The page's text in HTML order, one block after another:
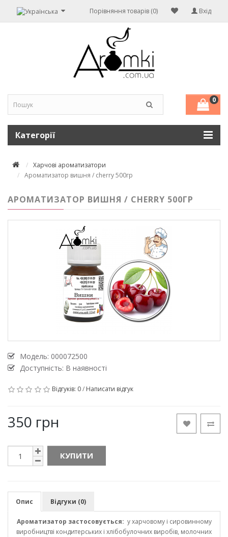
Вхід
Порівняння товарів (0)
0
Категорії
Харчові ароматизатори
Ароматизатор вишня / cherry 500гр
АРОМАТИЗАТОР ВИШНЯ / CHERRY 500ГР
Модель: 000072500
Доступність: В наявності
Відгуків: 0/ Написати відгук
350 грн
КУПИТИ
Опис Відгуки (0)
Ароматизатор застосовується: у харчовому і сировинному
виробництві кондитерських і хлібобулочних виробів, молочних